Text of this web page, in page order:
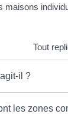
maisons
Tout
il ?
les zones